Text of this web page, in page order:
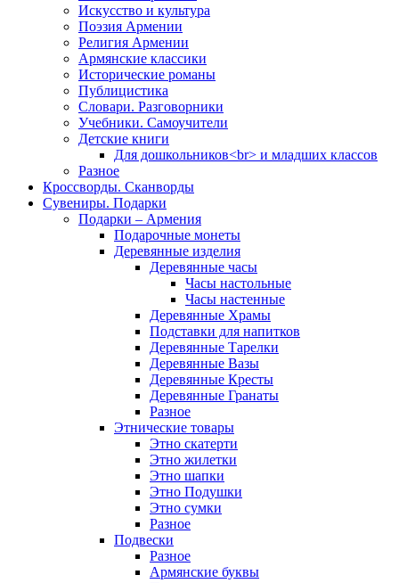
Иcкусство и культура
Поэзия Армении
Религия Армении
Армянские классики
Исторические романы
Публицистика
Словари. Разговорники
Учебники. Самоучители
Детские книги
Для дошкольников<br> и младших классов
Разное
Кроссворды. Сканворды
Сувениры. Подарки
Подарки – Армения
Подарочные монеты
Деревянные изделия
Деревянные часы
Часы настольные
Часы настенные
Деревянные Храмы
Подставки для напитков
Деревянные Тарелки
Деревянные Вазы
Деревянные Кресты
Деревянные Гранаты
Разное
Этнические товары
Этно скатерти
Этно жилетки
Этно шапки
Этно Подушки
Этно сумки
Разное
Подвески
Разное
Армянские буквы